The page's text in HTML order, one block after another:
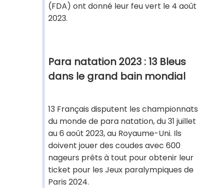
(FDA) ont donné leur feu vert le 4 août
2023.
Para natation 2023 : 13 Bleus
dans le grand bain mondial
13 Français disputent les championnats
du monde de para natation, du 31 juillet
au 6 août 2023, au Royaume-Uni. Ils
doivent jouer des coudes avec 600
nageurs prêts à tout pour obtenir leur
ticket pour les Jeux paralympiques de
Paris 2024.